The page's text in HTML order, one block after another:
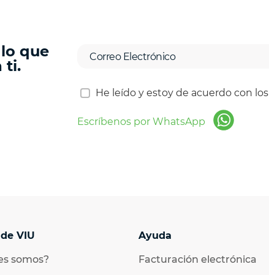
que
ti.
He leído y estoy de acuerdo con los
Escríbenos por WhatsApp
VIU
somos?
Ayuda
Facturación electrónica